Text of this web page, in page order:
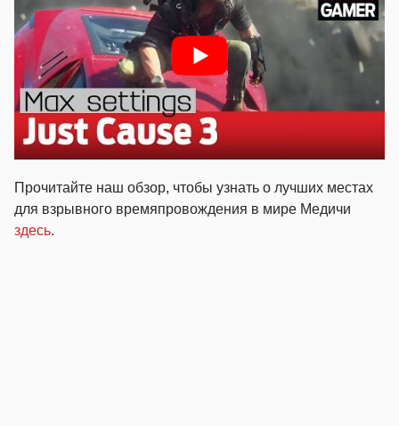
Прочитайте наш обзор, чтобы узнать о лучших местах
для взрывного времяпровождения в мире Медичи
здесь.